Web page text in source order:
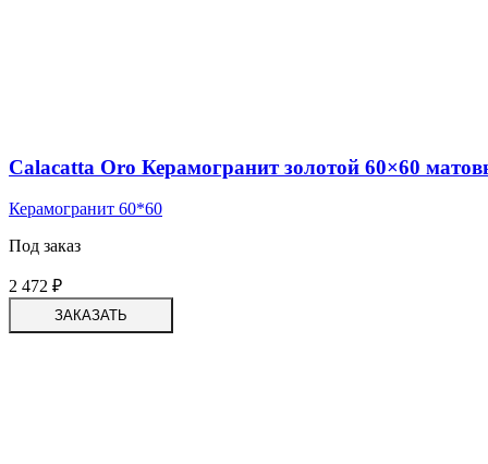
Calacatta Oro Керамогранит золотой 60×60
Керамогранит 60*60
Под заказ
2 472 ₽
ЗАКАЗАТЬ